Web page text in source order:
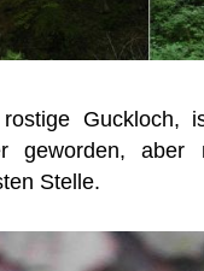
Guckloch,
geworden,
Stelle.